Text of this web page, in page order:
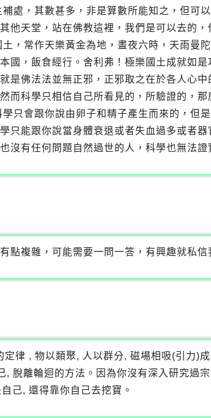
處，其數甚多，非是算數所能知之，但可
他天堂，站在佛教這裡，我們是可以去的，
，常作天樂黃金為地，晝夜六時，天雨曼
國，飯食經行。舍利弗！極樂國土成就如
是佛法法並無正邪，正邪取之在於各人心中
而科學只相信自己所看見的，所驗證的，那
只會跟你說由卵子和精子產生而來的，但
只能跟你說當身體衰退或者失血過多或者
有任何問題自然過世的人，科學也無法證
點複雜，可能需要一問一答，有興趣就私信
律 , 物以類聚, 人以群分, 磁場相吸(引力)
脫離輪迴的方法。因為你沒有深入研究過
己, 還得靠你自己去挖寶。